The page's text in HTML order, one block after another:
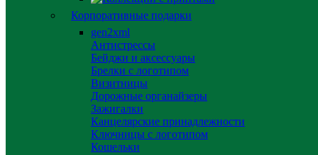
Корпоративные подарки
gen2xml
Антистрессы
Бейджи и аксессуары
Брелки с логотипом
Визитницы
Дорожные органайзеры
Зажигалки
Канцелярские принадлежности
Ключницы с логотипом
Кошельки